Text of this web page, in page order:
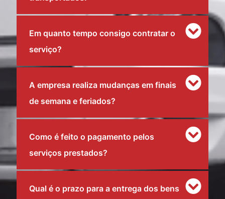
Em quanto tempo consigo contratar o
serviço?
A empresa realiza mudanças em finais
de semana e feriados?
Como é feito o pagamento pelos
serviços prestados?
Qual é o prazo para a entrega dos bens